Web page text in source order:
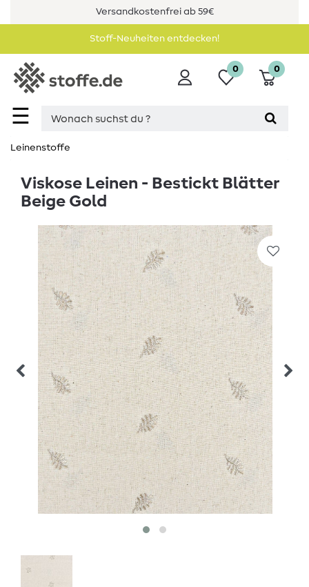
Versandkostenfrei ab 59€
Stoff-Neuheiten entdecken!
☰
0 0
Leinenstoffe
Viskose Leinen - Bestickt Blätter
Beige Gold